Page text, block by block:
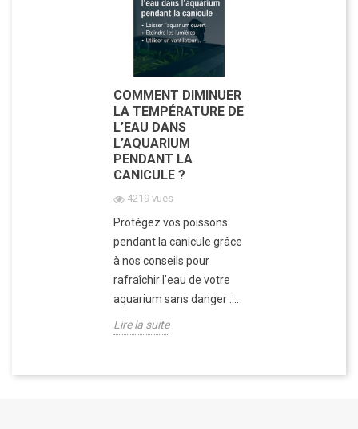
COMMENT DIMINUER
LA TEMPÉRATURE DE
L’EAU DANS
L’AQUARIUM
PENDANT LA
CANICULE ?
4219 vues
Protégez vos poissons
pendant la canicule grâce
à nos conseils pour
rafraîchir l’eau de votre
aquarium sans danger :...
Lire la suite